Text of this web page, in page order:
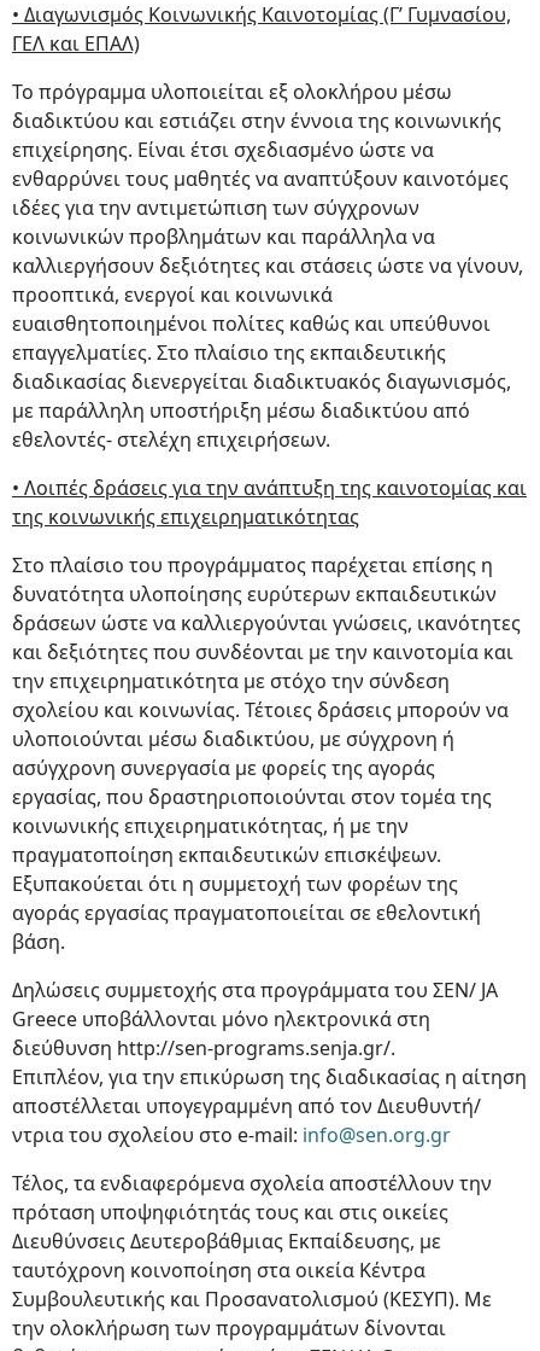
• Διαγωνισμός Κοινωνικής Καινοτομίας (Γ’ Γυμνασίου,
ΓΕΛ και ΕΠΑΛ)
Το πρόγραμμα υλοποιείται εξ ολοκλήρου μέσω
διαδικτύου και εστιάζει στην έννοια της κοινωνικής
επιχείρησης. Είναι έτσι σχεδιασμένο ώστε να
ενθαρρύνει τους μαθητές να αναπτύξουν καινοτόμες
ιδέες για την αντιμετώπιση των σύγχρονων
κοινωνικών προβλημάτων και παράλληλα να
καλλιεργήσουν δεξιότητες και στάσεις ώστε να γίνουν,
προοπτικά, ενεργοί και κοινωνικά
ευαισθητοποιημένοι πολίτες καθώς και υπεύθυνοι
επαγγελματίες. Στο πλαίσιο της εκπαιδευτικής
διαδικασίας διενεργείται διαδικτυακός διαγωνισμός,
με παράλληλη υποστήριξη μέσω διαδικτύου από
εθελοντές- στελέχη επιχειρήσεων.
• Λοιπές δράσεις για την ανάπτυξη της καινοτομίας και
της κοινωνικής επιχειρηματικότητας
Στο πλαίσιο του προγράμματος παρέχεται επίσης η
δυνατότητα υλοποίησης ευρύτερων εκπαιδευτικών
δράσεων ώστε να καλλιεργούνται γνώσεις, ικανότητες
και δεξιότητες που συνδέονται με την καινοτομία και
την επιχειρηματικότητα με στόχο την σύνδεση
σχολείου και κοινωνίας. Τέτοιες δράσεις μπορούν να
υλοποιούνται μέσω διαδικτύου, με σύγχρονη ή
ασύγχρονη συνεργασία με φορείς της αγοράς
εργασίας, που δραστηριοποιούνται στον τομέα της
κοινωνικής επιχειρηματικότητας, ή με την
πραγματοποίηση εκπαιδευτικών επισκέψεων.
Εξυπακούεται ότι η συμμετοχή των φορέων της
αγοράς εργασίας πραγματοποιείται σε εθελοντική
βάση.
Δηλώσεις συμμετοχής στα προγράμματα του ΣΕΝ/ JA
Greece υποβάλλονται μόνο ηλεκτρονικά στη
διεύθυνση http://sen-programs.senja.gr/.
Επιπλέον, για την επικύρωση της διαδικασίας η αίτηση
αποστέλλεται υπογεγραμμένη από τον Διευθυντή/
ντρια του σχολείου στο e-mail: info@sen.org.gr
Τέλος, τα ενδιαφερόμενα σχολεία αποστέλλουν την
πρόταση υποψηφιότητάς τους και στις οικείες
Διευθύνσεις Δευτεροβάθμιας Εκπαίδευσης, με
ταυτόχρονη κοινοποίηση στα οικεία Κέντρα
Συμβουλευτικής και Προσανατολισμού (ΚΕΣΥΠ). Με
την ολοκλήρωση των προγραμμάτων δίνονται